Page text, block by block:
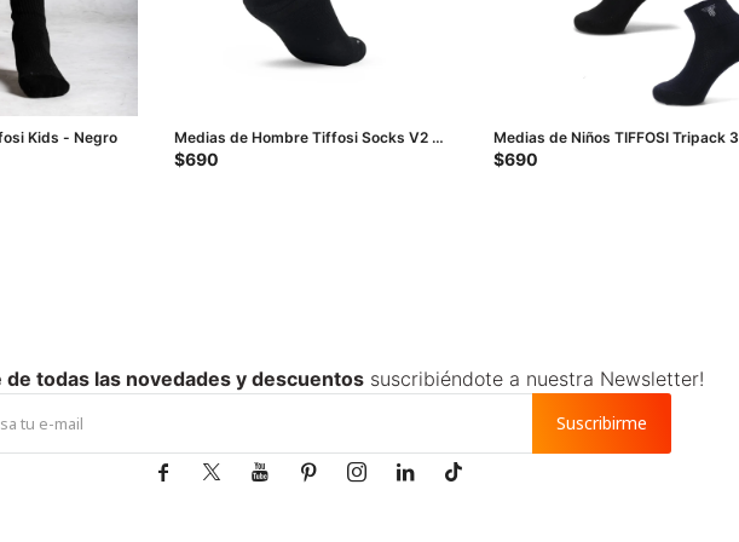
Kids - Negro
Medias de Hombre Tiffosi Socks V2 -
Negro
$690
Medias de Niños TIFFOSI Tripack 3
Medio - Negro - Blanco
$690
de todas las novedades y descuentossuscribiéndote a nuestra Newsletter!
Suscribirme
      